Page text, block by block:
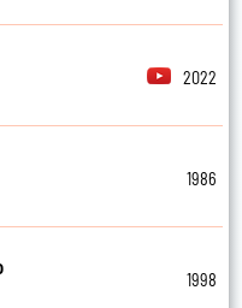
2022
1986
1998